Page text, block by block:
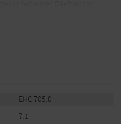
laag.
uit reservoirs of het
4″ aansluitingen voor zeer hoge
EHC 705.0
7.1